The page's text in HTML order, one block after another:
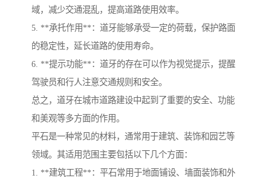
域，减少交通混乱，提高道路使用效率。
5. **承托作用**：道牙能够承受一定的荷载，保护路面
的稳定性，延长道路的使用寿命。
6. **提示功能**：道牙的存在可以作为视觉提示，提醒
驾驶员和行人注意交通规则和安全。
总之，道牙在城市道路建设中起到了重要的安全、功能
和美观等多方面的作用。
平石是一种常见的材料，通常用于建筑、装饰和园艺等
领域。其适用范围主要包括以下几个方面：
1. **建筑工程**：平石常用于地面铺设、墙面装饰和外